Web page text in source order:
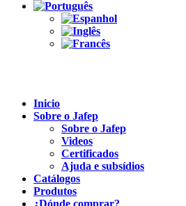
Inicio
Sobre o Jafep
Sobre o Jafep
Videos
Certificados
Ajuda e subsídios
Catálogos
Produtos
¿Dónde comprar?